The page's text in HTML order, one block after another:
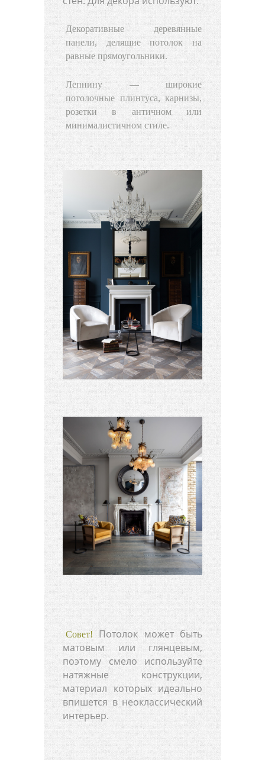
Декоративные деревянные
панели, делящие потолок на
равные прямоугольники.
Лепнину — широкие
потолочные плинтуса, карнизы,
розетки в античном или
минималистичном стиле.
Совет! Потолок может быть
матовым или глянцевым,
поэтому смело используйте
натяжные конструкции,
материал которых идеально
впишется в неоклассический
интерьер.